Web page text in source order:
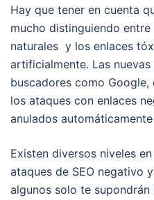
Hay que tener en cuenta
mucho distinguiendo
naturales y los enlaces
artificialmente. Las
buscadores como
los ataques con enlaces
anulados
Existen diversos niveles
ataques de SEO negativo
algunos solo te supondrán